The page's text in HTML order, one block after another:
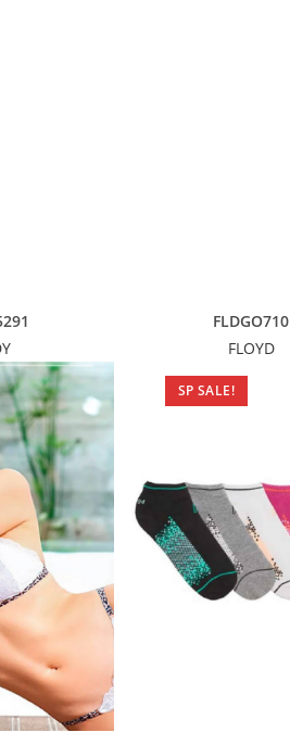
FLDGO710
FLOYD
SP SALE!